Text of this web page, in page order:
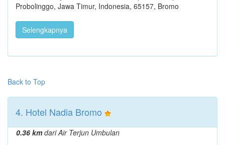
Probolinggo, Jawa Timur, Indonesia, 65157, Bromo
Selengkapnya
Back to Top
4. Hotel Nadia Bromo
0.36 kmdari Air Terjun Umbulan